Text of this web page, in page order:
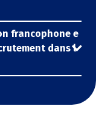
francophone e
dans l